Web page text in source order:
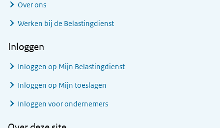
Over ons
Werken bij de Belastingdienst
Inloggen
Inloggen op Mijn Belastingdienst
Inloggen op Mijn toeslagen
Inloggen voor ondernemers